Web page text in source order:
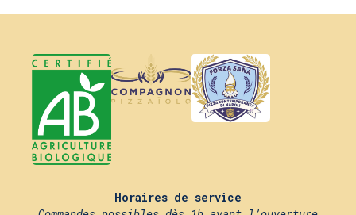
Horaires de service